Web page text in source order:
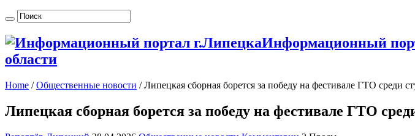
Информационный
области
Home / Общественные новости / Липецкая сборная борется за победу на фестивале ГТО среди
Липецкая сборная борется за победу на фестивале ГТО